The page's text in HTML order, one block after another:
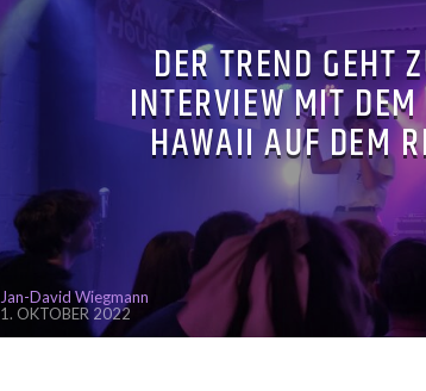
DER TREND GEHT
INTERVIEW MIT
HAWAII AUF DEM
Jan-David Wiegmann
1. OKTOBER 2022